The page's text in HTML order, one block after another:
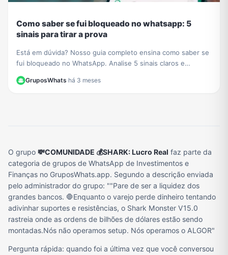
Como saber se fui bloqueado no whatsapp: 5
sinais para tirar a prova
Está em dúvida? Nosso guia completo ensina como saber se
fui bloqueado no WhatsApp. Analise 5 sinais claros e
GruposWhats·há 3 meses
O grupo 💸COMUNIDADE 💰SHARK: Lucro Real faz parte da
categoria de grupos de WhatsApp de Investimentos e
Finanças no GruposWhats.app. Segundo a descrição enviada
pelo administrador do grupo: ""Pare de ser a liquidez dos
grandes bancos. 🛑Enquanto o varejo perde dinheiro tentando
adivinhar suportes e resistências, o Shark Monster V15.0
rastreia onde as ordens de bilhões de dólares estão sendo
montadas.Nós não operamos setup. Nós operamos o ALGOR"
Pergunta rápida: quando foi a última vez que você conversou